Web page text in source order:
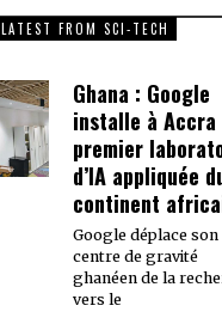
LATEST FROM SCI-TECH
Ghana : Google
installe à Accra
premier
d’IA appliquée
continent
Google déplace son
centre de gravité
ghanéen de la
vers le